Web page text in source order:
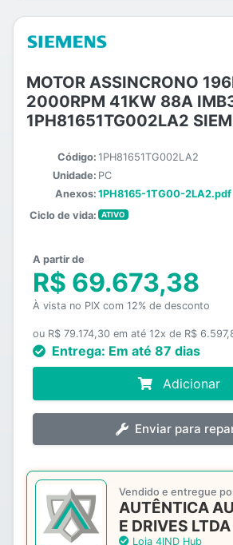
MOTOR ASSINCRONO
2000RPM 41KW 88A
1PH81651TG002LA2
Código: 1PH81651TG002LA2
Unidade: PC
Anexos: 1PH8165-1TG00-2LA2.pdf
Ciclo de vida:
ATIVO
A partir de
R$ 69.673,38
À vista no PIX com 12% de desconto
ou R$ 79.174,30 em até 12x de R$
Entrega: Em até 87 dias
Adicionar
Enviar para
Vendido e entregue
AUTÊNTICA
E DRIVES LTDA
Loja 4IND Hub